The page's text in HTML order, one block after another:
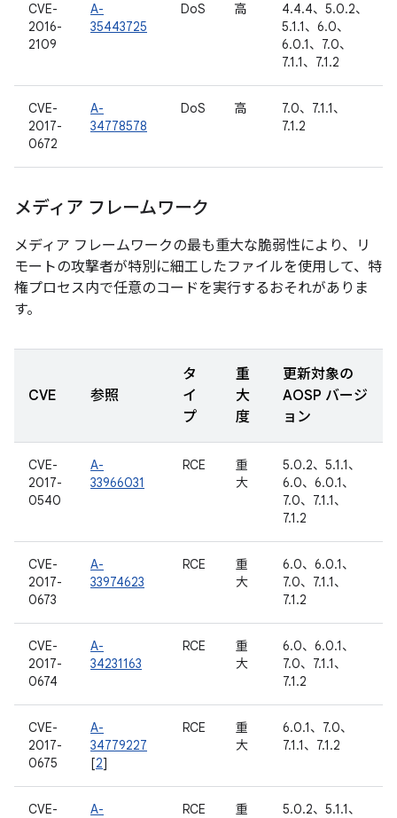
CVE-
2016-
2109
A-
35443725
DoS 高
4.4.4、5.0.2、
5.1.1、6.0、
6.0.1、7.0、
7.1.1、7.1.2
CVE-
2017-
0672
A-
34778578
DoS 高
7.0、7.1.1、
7.1.2
メディア フレームワーク
メディア フレームワークの最も重大な脆弱性により、リ
モートの攻撃者が特別に細工したファイルを使用して、特
権プロセス内で任意のコードを実行するおそれがありま
す。
CVE 参照
タ
イ
プ
重
大
度
更新対象の
AOSP バージ
ョン
CVE-
2017-
0540
A-
33966031
RCE
重
大
5.0.2、5.1.1、
6.0、6.0.1、
7.0、7.1.1、
7.1.2
CVE-
2017-
0673
A-
33974623
RCE
重
大
6.0、6.0.1、
7.0、7.1.1、
7.1.2
CVE-
2017-
0674
A-
34231163
RCE
重
大
6.0、6.0.1、
7.0、7.1.1、
7.1.2
CVE-
2017-
0675
A-
34779227
[2]
RCE
重
大
6.0.1、7.0、
7.1.1、7.1.2
CVE-
A-
RCE
重
5.0.2、5.1.1、